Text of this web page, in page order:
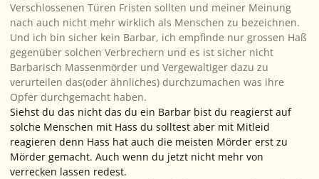
Verschlossenen Türen Fristen sollten und meiner Meinung
nach auch nicht mehr wirklich als Menschen zu bezeichnen.
Und ich bin sicher kein Barbar, ich empfinde nur grossen Haß
gegenüber solchen Verbrechern und es ist sicher nicht
Barbarisch Massenmörder und Vergewaltiger dazu zu
verurteilen das(oder ähnliches) durchzumachen was ihre
Opfer durchgemacht haben.
Siehst du das nicht das du ein Barbar bist du reagierst auf
solche Menschen mit Hass du solltest aber mit Mitleid
reagieren denn Hass hat auch die meisten Mörder erst zu
Mörder gemacht. Auch wenn du jetzt nicht mehr von
verrecken lassen redest.